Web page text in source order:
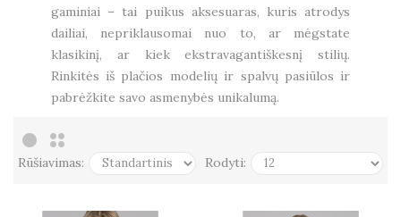
gaminiai – tai puikus aksesuaras, kuris atrodys
dailiai, nepriklausomai nuo to, ar mėgstate
klasikinį, ar kiek ekstravagantiškesnį stilių.
Rinkitės iš plačios modelių ir spalvų pasiūlos ir
pabrėžkite savo asmenybės unikalumą.
Rūšiavimas: Rodyti: